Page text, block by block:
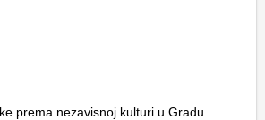
prema nezavisnoj kulturi u Gradu